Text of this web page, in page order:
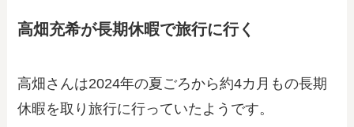
高畑充希が長期休暇で旅行に行く
高畑さんは2024年の夏ごろから約4カ月もの長期
休暇を取り旅行に行っていたようです。